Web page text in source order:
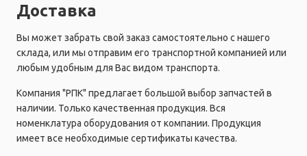
Доставка
Вы может забрать свой заказ самостоятельно с нашего
склада, или мы отправим его транспортной компанией или
любым удобным для Вас видом транспорта.
Компания "РПК" предлагает большой выбор запчастей в
наличии. Только качественная продукция. Вся
номенклатура оборудования от компании. Продукция
имеет все необходимые сертификаты качества.